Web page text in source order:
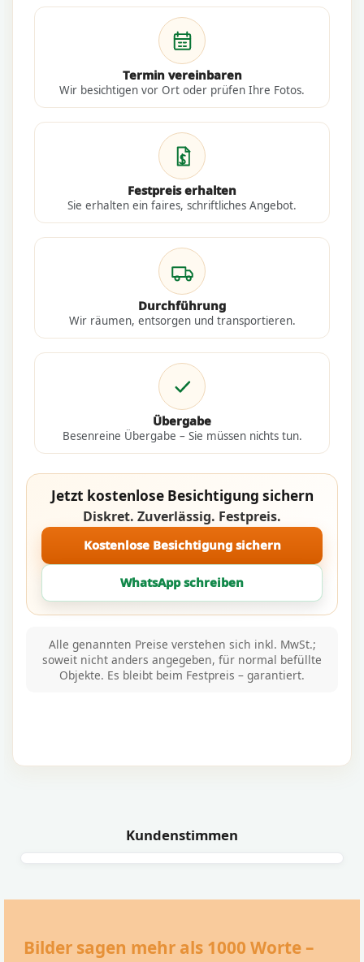
Termin vereinbaren
Wir besichtigen vor Ort oder prüfen Ihre Fotos.
Festpreis erhalten
Sie erhalten ein faires, schriftliches Angebot.
Durchführung
Wir räumen, entsorgen und transportieren.
Übergabe
Besenreine Übergabe – Sie müssen nichts tun.
Jetzt kostenlose Besichtigung sichern
Diskret. Zuverlässig. Festpreis.
Kostenlose Besichtigung sichern
WhatsApp schreiben
Alle genannten Preise verstehen sich inkl. MwSt.;
soweit nicht anders angegeben, für normal befüllte
Objekte. Es bleibt beim Festpreis – garantiert.
Kundenstimmen
Bilder sagen mehr als 1000 Worte –